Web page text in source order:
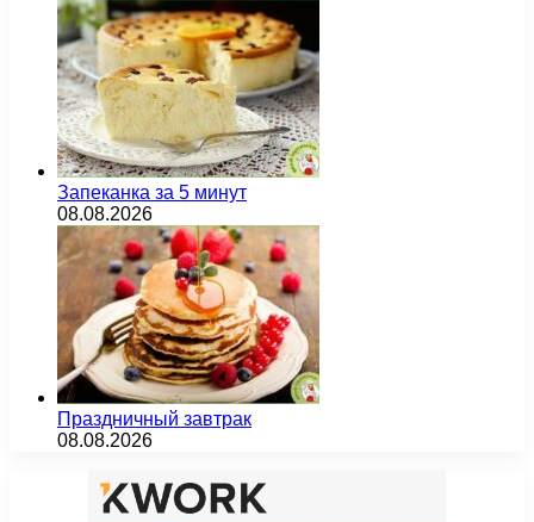
Запеканка за 5 минут
08.08.2026
Праздничный завтрак
08.08.2026